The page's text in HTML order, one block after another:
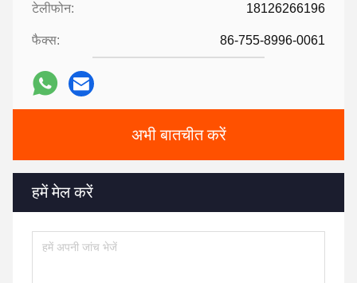
टेलीफोन: 18126266196
फैक्स: 86-755-8996-0061
अभी बातचीत करें
हमें मेल करें